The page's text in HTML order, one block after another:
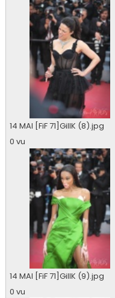
14 MAI [FiF 71]GillK (8).jpg
0 vu
14 MAI [FiF 71]GillK (9).jpg
0 vu